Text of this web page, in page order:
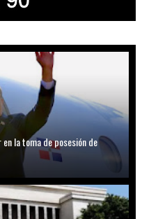
la toma de posesión de